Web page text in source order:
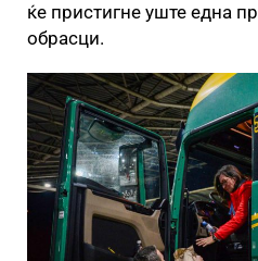
ќе пристигне уште една
обрасци.